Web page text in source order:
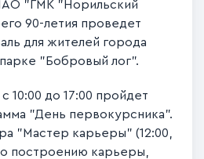
"ГМК "Норильский
90-летия проведет
для жителей города
"Бобровый лог".
10:00 до 17:00 пройдет
"День первокурсника".
"Мастер карьеры" (12:00,
построению карьеры,